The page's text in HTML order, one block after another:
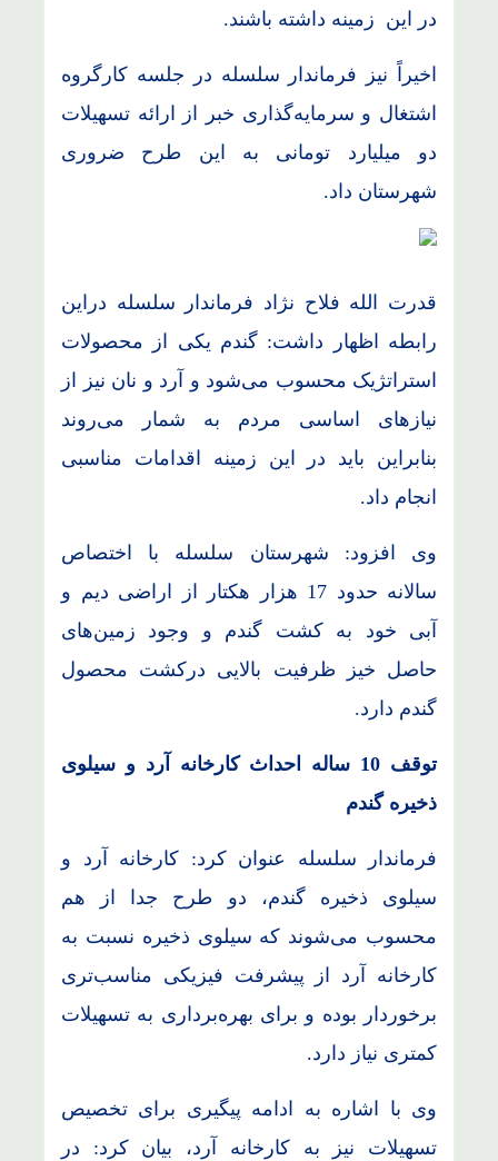
در این زمینه داشته باشند.
اخیراً نیز فرماندار سلسله در جلسه کارگروه
اشتغال و سرمایه‌گذاری خبر از ارائه تسهیلات
دو میلیارد تومانی به این طرح ضروری
شهرستان داد.
قدرت الله فلاح نژاد فرماندار سلسله دراین‌
رابطه اظهار داشت: گندم یکی از محصولات
استراتژیک محسوب می‌شود و آرد و نان نیز از
نیازهای اساسی مردم به شمار می‌روند
بنابراین باید در این زمینه اقدامات مناسبی
انجام داد.
وی افزود: شهرستان سلسله با اختصاص
سالانه حدود 17 هزار هکتار از اراضی دیم و
آبی خود به کشت گندم و وجود زمین‌های
حاصل خیز ظرفیت بالایی درکشت محصول
گندم دارد.
توقف 10 ساله احداث کارخانه آرد و سیلوی
ذخیره گندم
فرماندار سلسله عنوان کرد: کارخانه آرد و
سیلوی ذخیره گندم، دو طرح جدا از هم
محسوب می‌شوند که سیلوی ذخیره نسبت به
کارخانه آرد از پیشرفت فیزیکی مناسب‌تری
برخوردار بوده و برای بهره‌برداری به تسهیلات
کمتری نیاز دارد.
وی با اشاره به ادامه پیگیری برای تخصیص
تسهیلات نیز به کارخانه آرد، بیان کرد: در